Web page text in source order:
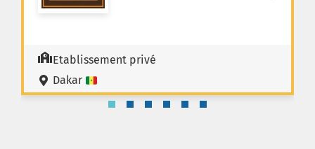
Etablissement privé
Dakar